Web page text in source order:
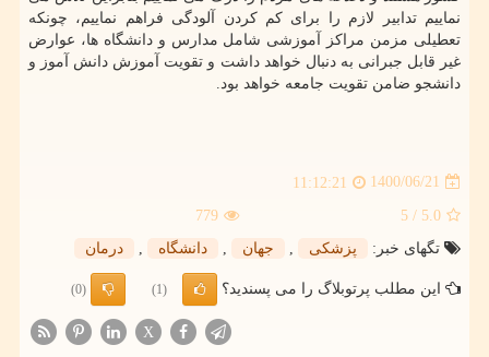
نماییم تدابیر لازم را برای کم کردن آلودگی فراهم نماییم، چونکه
تعطیلی مزمن مراکز آموزشی شامل مدارس و دانشگاه ها، عوارض
غیر قابل جبرانی به دنبال خواهد داشت و تقویت آموزش دانش آموز و
دانشجو ضامن تقویت جامعه خواهد بود.
1400/06/21
11:12:21
5.0
/ 5
779
تگهای خبر:
پزشكی جهان دانشگاه درمان
این مطلب پرتوبلاگ را می پسندید؟ (1)
(0)
X